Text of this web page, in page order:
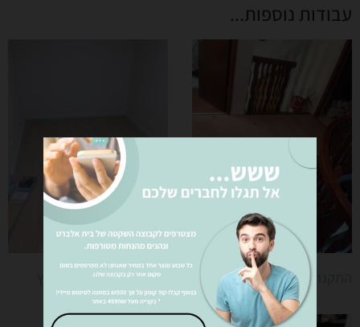
עבודות נוספות...
התקנת פרקט לדירת מגורים
פרקט למינציה בצבע עץ
בהיר